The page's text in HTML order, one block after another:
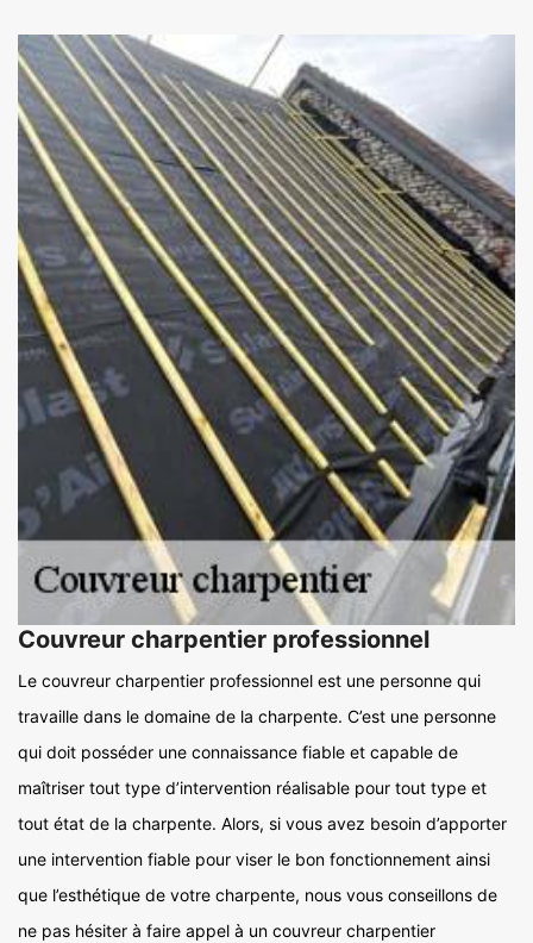
Couvreur charpentier professionnel
Le couvreur charpentier professionnel est une personne qui
travaille dans le domaine de la charpente. C’est une personne
qui doit posséder une connaissance fiable et capable de
maîtriser tout type d’intervention réalisable pour tout type et
tout état de la charpente. Alors, si vous avez besoin d’apporter
une intervention fiable pour viser le bon fonctionnement ainsi
que l’esthétique de votre charpente, nous vous conseillons de
ne pas hésiter à faire appel à un couvreur charpentier